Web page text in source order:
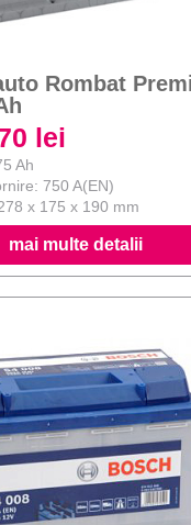
Rombat
lei
Ah
750 A(EN)
x 175 x 190 mm
mai multe detalii